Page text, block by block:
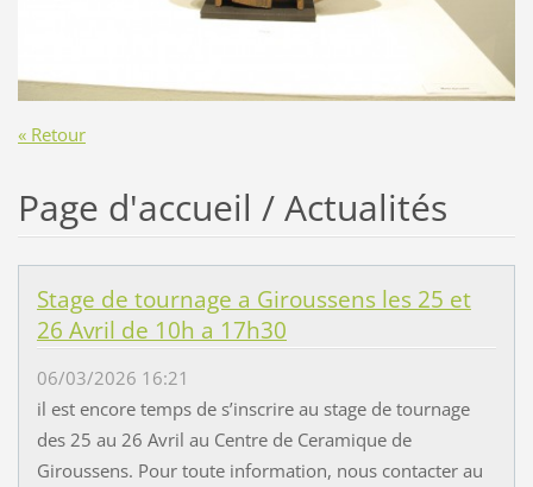
« Retour
Page d'accueil / Actualités
Stage de tournage a Giroussens les 25 et
26 Avril de 10h a 17h30
06/03/2026 16:21
il est encore temps de s’inscrire au stage de tournage
des 25 au 26 Avril au Centre de Ceramique de
Giroussens. Pour toute information, nous contacter au